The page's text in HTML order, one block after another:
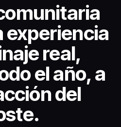
experiencia
real,
el año, a
del